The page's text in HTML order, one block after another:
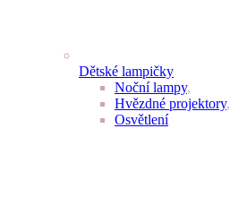
Dětské lampičky
Noční lampy,
Hvězdné projektory,
Osvětlení